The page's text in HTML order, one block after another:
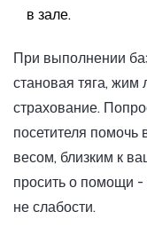
в зале.
При выполнении
становая тяга, жим
страхование.
посетителя помочь
весом, близким к
просить о помощи -
не слабости.